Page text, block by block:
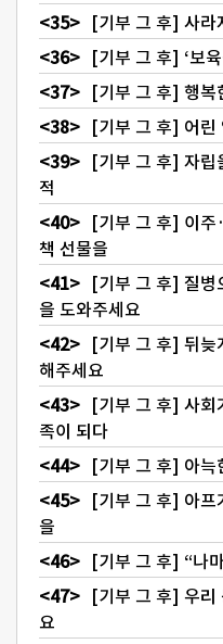
[기부 그 후] 사라
[기부 그 후] ‘보
[기부 그 후] 행복
[기부 그 후] 어린
[기부 그 후] 자립
적
[기부 그 후] 이주
책 선물을
[기부 그 후] 질병
을 도와주세요
[기부 그 후] 뒤늦
해주세요
[기부 그 후] 사회
족이 되다
[기부 그 후] 아늑
[기부 그 후] 아프
을
[기부 그 후] “나
[기부 그 후] 우리
요